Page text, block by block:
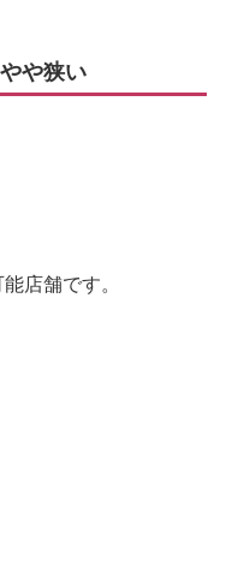
や狭い
店舗です。